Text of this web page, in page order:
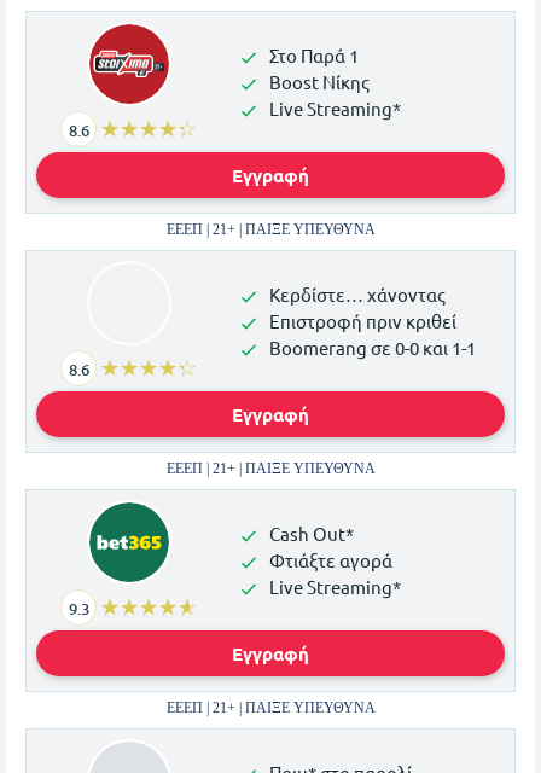
8.6 ☆☆☆☆☆
★★★★★
Στο Παρά 1
Boost Νίκης
Live Streaming*
Εγγραφή
ΕΕΕΠ | 21+ | ΠΑΙΞΕ ΥΠΕΥΘΥΝΑ
8.6 ☆☆☆☆☆
★★★★★
Κερδίστε… χάνοντας
Επιστροφή πριν κριθεί
Boomerang σε 0-0 και 1-1
Εγγραφή
ΕΕΕΠ | 21+ | ΠΑΙΞΕ ΥΠΕΥΘΥΝΑ
9.3 ☆☆☆☆☆
★★★★★
Cash Out*
Φτιάξτε αγορά
Live Streaming*
Εγγραφή
ΕΕΕΠ | 21+ | ΠΑΙΞΕ ΥΠΕΥΘΥΝΑ